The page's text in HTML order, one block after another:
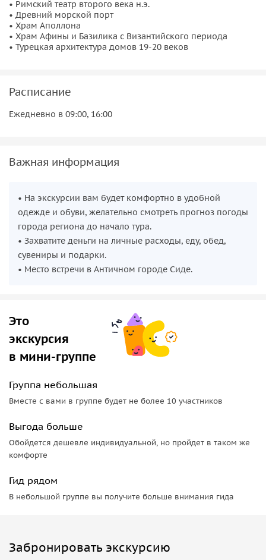
• Римский театр второго века н.э.
• Древний морской порт
• Храм Аполлона
• Храм Афины и Базилика с Византийского периода
• Турецкая архитектура домов 19-20 веков
Расписание
Ежедневно в 09:00, 16:00
Важная информация
• На экскурсии вам будет комфортно в удобной
одежде и обуви, желательно смотреть прогноз погоды
города региона до начало тура.
• Захватите деньги на личные расходы, еду, обед,
сувениры и подарки.
• Место встречи в Античном городе Сиде.
Это
экскурсия
в мини-группе
Группа небольшая
Вместе с вами в группе будет не более 10 участников
Выгода больше
Обойдется дешевле индивидуальной, но пройдет в таком же
комфорте
Гид рядом
В небольшой группе вы получите больше внимания гида
Забронировать экскурсию